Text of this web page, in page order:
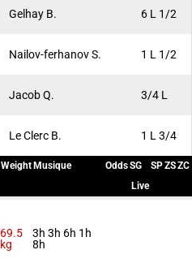
Gelhay B. 6 L 1/2
Nailov-ferhanov S. 1 L 1/2
Jacob Q. 3/4 L
Le Clerc B. 1 L 3/4
Weight Musique OddsSG SPZSZC
Live
69.5
kg
3h 3h 6h 1h
8h